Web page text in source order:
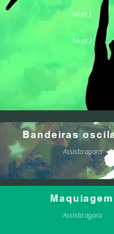
Nível 1
Nível 2
Bandeiras
Assista agora
Maquiagem
Assista agora